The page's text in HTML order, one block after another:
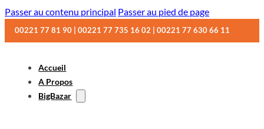
Passer au contenu principal Passer au pied de page
00221 77 81 90 | 00221 77 735 16 02 | 00221 77 630 66 11
Accueil
A Propos
BigBazar